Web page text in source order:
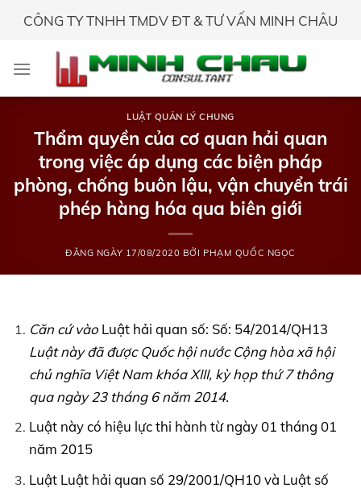
CÔNG TY TNHH TMDV ĐT & TƯ VẤN MINH CHÂU
LUẬT QUẢN LÝ CHUNG
Thẩm quyền của cơ quan hải quan
trong việc áp dụng các biện pháp
phòng, chống buôn lậu, vận chuyển trái
phép hàng hóa qua biên giới
ĐĂNG NGÀY 17/08/2020 BỞI PHẠM QUỐC NGỌC
Căn cứ vào Luật hải quan số: Số: 54/2014/QH13
Luật này đã được Quốc hội nước Cộng hòa xã hội
chủ nghĩa Việt Nam khóa XIII, kỳ họp thứ 7 thông
qua ngày 23 tháng 6 năm 2014.
Luật này có hiệu lực thi hành từ ngày 01 tháng 01
năm 2015
Luật Luật hải quan số 29/2001/QH10 và Luật số